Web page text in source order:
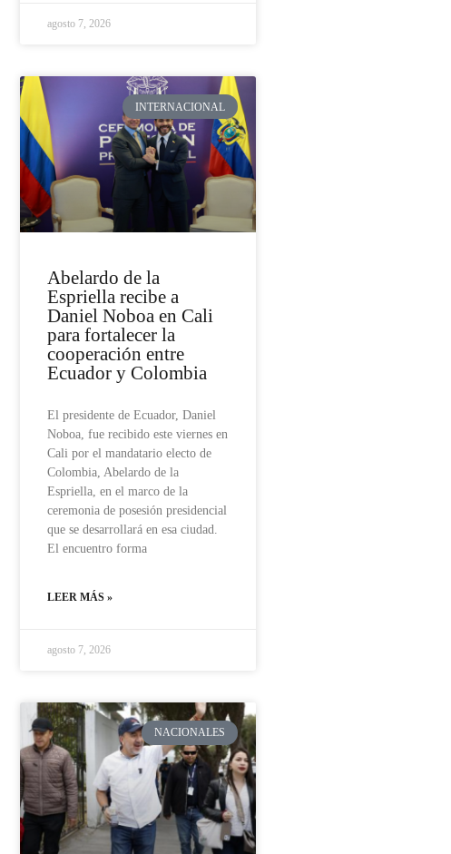
agosto 7, 2026
INTERNACIONAL
Abelardo de la
Espriella recibe a
Daniel Noboa en Cali
para fortalecer la
cooperación entre
Ecuador y Colombia
El presidente de Ecuador, Daniel
Noboa, fue recibido este viernes en
Cali por el mandatario electo de
Colombia, Abelardo de la
Espriella, en el marco de la
ceremonia de posesión presidencial
que se desarrollará en esa ciudad.
El encuentro forma
LEER MÁS »
agosto 7, 2026
NACIONALES